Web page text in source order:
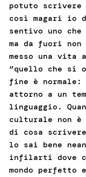
potuto
così magari io
sentivo uno
ma da fuori
messo una
“quello che si
fine è
attorno a un
linguaggio.
culturale non è
di cosa
lo sai bene
infilarti dove
mondo perfetto